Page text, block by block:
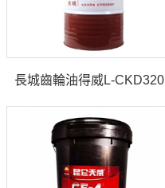
長城齒輪油得威L-CKD320